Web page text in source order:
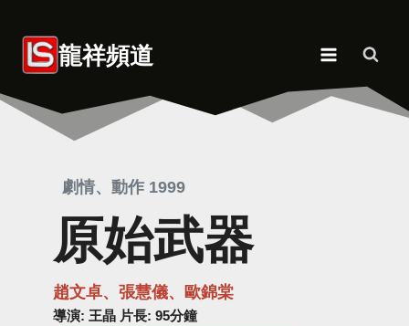
content 龍祥頻道
劇情、動作 1999
原始武器
趙文卓、張慧儀、歐錦棠
導演: 王晶 片長: 95分鐘